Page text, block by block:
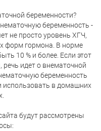
беременности?
беременность -
не просто уровень ХГЧ,
форм гормона. В норме
10 % и более. Если этот
идет о внематочной
беременность
использовать в домашних
будут рассмотрены